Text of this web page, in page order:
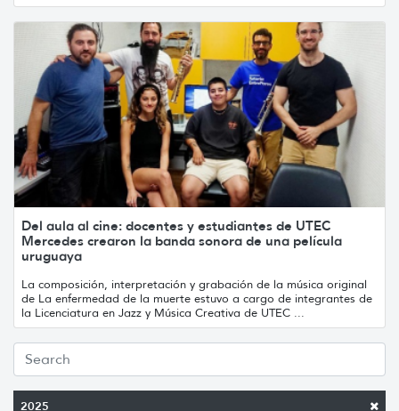
2025
Del aula al cine: docentes y estudiantes de UTEC
Mercedes crearon la banda sonora de una película
uruguaya
La composición, interpretación y grabación de la música original
de La enfermedad de la muerte estuvo a cargo de integrantes de
la Licenciatura en Jazz y Música Creativa de UTEC ...